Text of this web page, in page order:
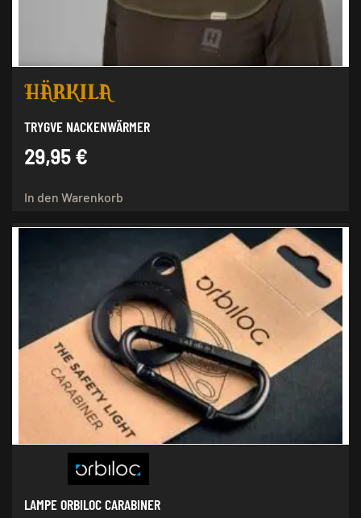
TRYGVE NACKENWÄRMER
29,95 €
In den Warenkorb
LAMPE ORBILOC CARABINER